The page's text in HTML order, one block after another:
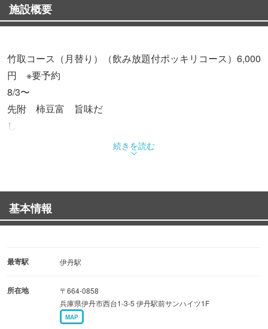
施設概要
竹取コース（月替り）（飲み放題付ポッキリコース）6,000
円 ※要予約
8/3〜
先附 柿豆富 旨味だ
し
せ
焼物 太刀魚塩焼き木乃酢添
え
小鍋 黒毛和牛焼きしゃぶ おろしぽん
椀
冷鉢 きのこ冷製茶碗蒸し
釜飯 とり五目釜
続きを読む
基本情報
最寄駅 伊丹駅
所在地
〒664-0858
兵庫県伊丹市西台1-3-5 伊丹駅前サンハイツ1F
MAP